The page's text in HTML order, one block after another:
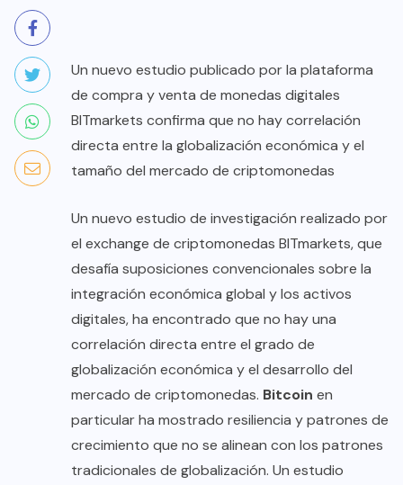
Un nuevo estudio publicado por la plataforma
de compra y venta de monedas digitales
BITmarkets confirma que no hay correlación
directa entre la globalización económica y el
tamaño del mercado de criptomonedas
Un nuevo estudio de investigación realizado por
el exchange de criptomonedas BITmarkets, que
desafía suposiciones convencionales sobre la
integración económica global y los activos
digitales, ha encontrado que no hay una
correlación directa entre el grado de
globalización económica y el desarrollo del
mercado de criptomonedas. Bitcoin en
particular ha mostrado resiliencia y patrones de
crecimiento que no se alinean con los patrones
tradicionales de globalización. Un estudio